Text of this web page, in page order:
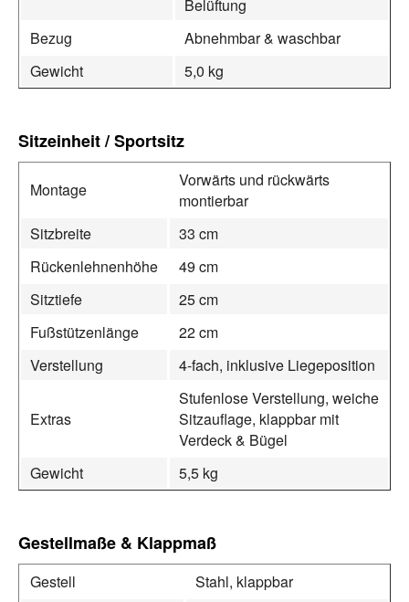
Belüftung
Bezug
Abnehmbar & waschbar
Gewicht
5,0 kg
Sitzeinheit / Sportsitz
Montage
Vorwärts und rückwärts
montierbar
Sitzbreite
33 cm
Rückenlehnenhöhe
49 cm
Sitztiefe
25 cm
Fußstützenlänge
22 cm
Verstellung
4-fach, inklusive Liegeposition
Extras
Stufenlose Verstellung, weiche
Sitzauflage, klappbar mit
Verdeck & Bügel
Gewicht
5,5 kg
Gestellmaße & Klappmaß
Gestell Stahl, klappbar